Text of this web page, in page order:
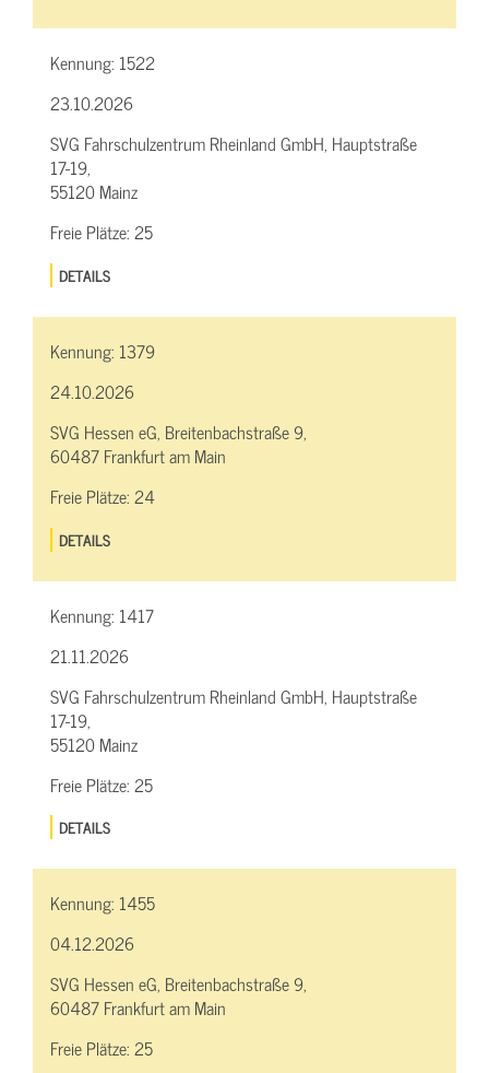
Kennung: 1522
23.10.2026
SVG Fahrschulzentrum Rheinland GmbH, Hauptstraße
17-19,
55120 Mainz
Freie Plätze:25
DETAILS
Kennung: 1379
24.10.2026
SVG Hessen eG, Breitenbachstraße 9,
60487 Frankfurt am Main
Freie Plätze:24
DETAILS
Kennung: 1417
21.11.2026
SVG Fahrschulzentrum Rheinland GmbH, Hauptstraße
17-19,
55120 Mainz
Freie Plätze:25
DETAILS
Kennung: 1455
04.12.2026
SVG Hessen eG, Breitenbachstraße 9,
60487 Frankfurt am Main
Freie Plätze:25